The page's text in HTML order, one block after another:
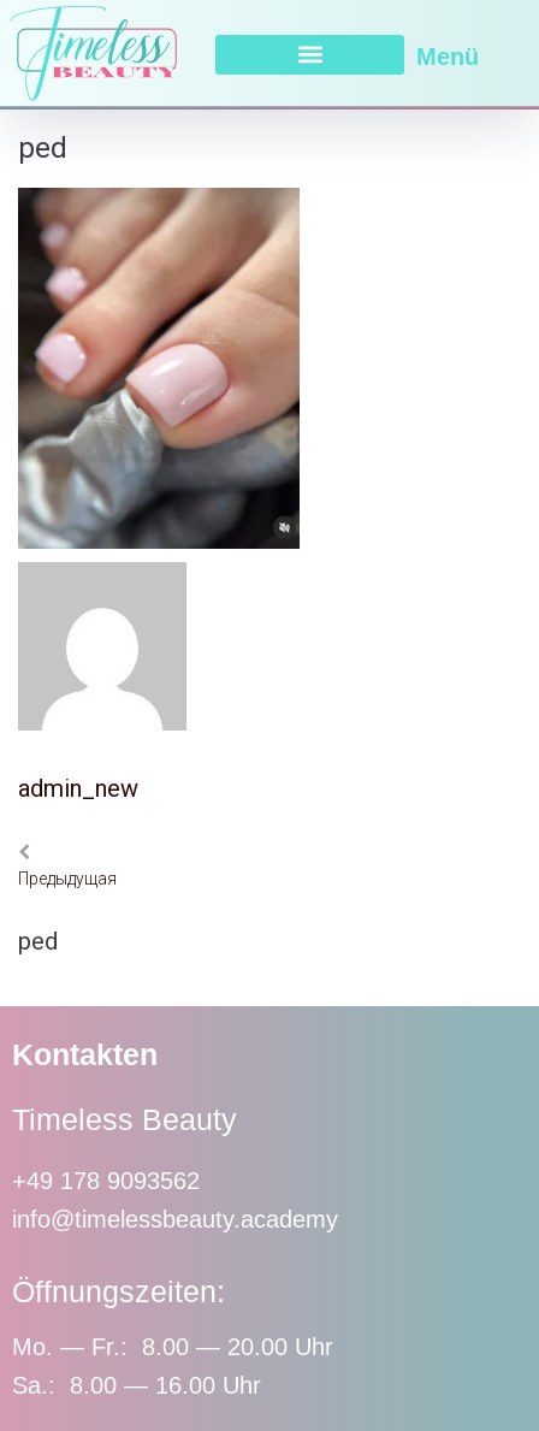
Menü
ped
admin_new
Предыдущая
ped
Kontakten
Timeless Beauty
+49 178 9093562
info@timelessbeauty.academy
Öffnungszeiten:
Mo. — Fr.: 8.00 — 20.00 Uhr
Sa.: 8.00 — 16.00 Uhr